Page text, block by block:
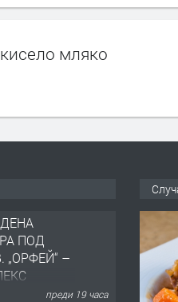
мляко
ПОД
„ОРФЕЙ“ –
преди 19 часа